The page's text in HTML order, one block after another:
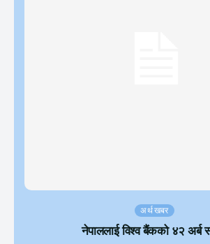
अर्थ खबर
नेपाललाई विश्व बैंकको ४२ अर्ब